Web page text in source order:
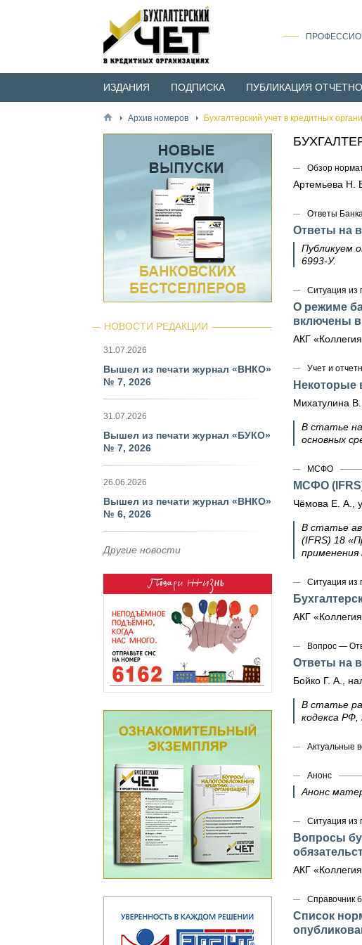
ИЗДАНИЯ ПОДПИСКА ПУБЛИКАЦИЯ
Архив номеров Бухгалтерский учет в кредитных
Обзор
Артемьева Н.
Ответы
Ответы на
Публикуем
6993‑У.
Ситуация из
О режиме
включены
АКГ
Учет и
Некоторые
Михатулина
В статье
основных
МСФО
МСФО
Чёмова Е. А.,
В статье
(IFRS) 18
применения
Ситуация из
АКГ
Вопрос —
Ответы на
Бойко Г. А.,
В статье
кодекса
Актуальные
Анонс
Анонс
Ситуация из
Вопросы
АКГ
Справочник
Список
НОВОСТИ РЕДАКЦИИ
31.07.2026
Вышел из печати журнал «ВНКО»
№ 7, 2026
31.07.2026
Вышел из печати журнал «БУКО»
№ 7, 2026
26.06.2026
Вышел из печати журнал «ВНКО»
№ 6, 2026
Другие новости